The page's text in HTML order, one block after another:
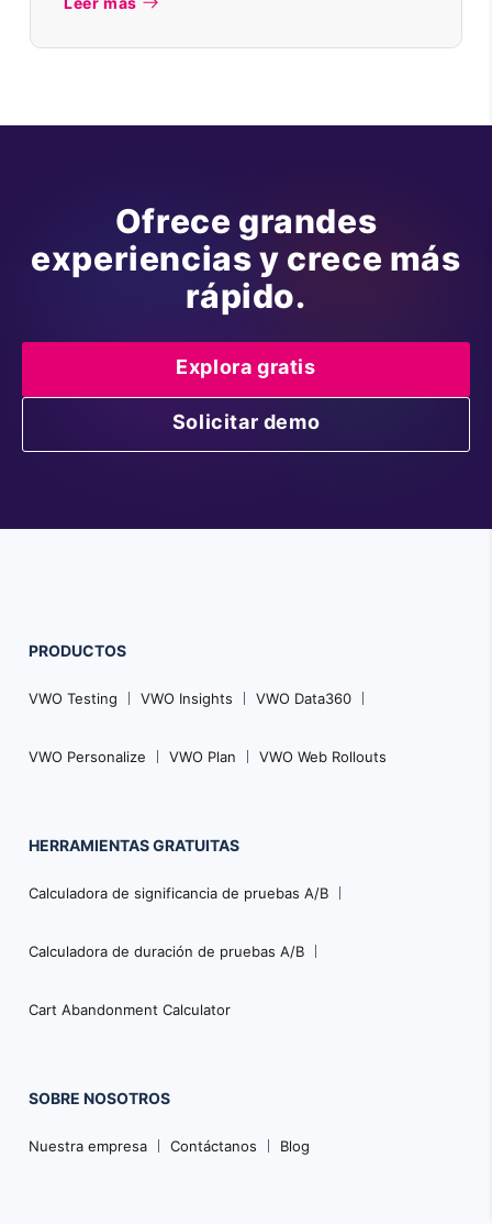
Ofrece grandes
experiencias y crece más
rápido.
Explora gratis
Solicitar demo
PRODUCTOS
VWO Testing VWO Insights VWO Data360
VWO Personalize VWO Plan VWO Web Rollouts
HERRAMIENTAS GRATUITAS
Calculadora de significancia de pruebas A/B
Calculadora de duración de pruebas A/B
Cart Abandonment Calculator
SOBRE NOSOTROS
Nuestra empresa Contáctanos Blog